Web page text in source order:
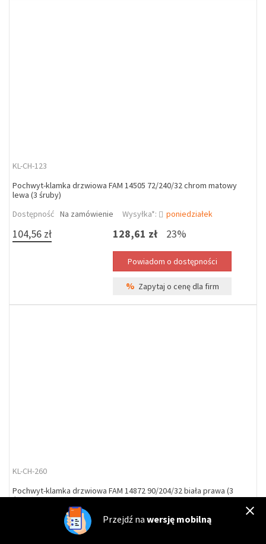
KL-CH-123
Pochwyt-klamka drzwiowa FAM 14505 72/240/32 chrom matowy
lewa (3 śruby)
Dostępność Na zamówienie Wysyłka*: poniedziałek
104,56 zł 128,61 zł 23%
% Zapytaj o cenę dla firm
KL-CH-260
Pochwyt-klamka drzwiowa FAM 14872 90/204/32 biała prawa (3
śruby)
Na zamówienie Wysyłka*: poniedziałek
Przejdź na wersję mobilną